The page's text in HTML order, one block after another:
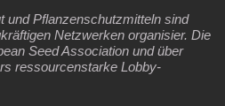
und Pflanzenschutzmitteln sind
Netzwerken organisier. Die
Seed Association und über
ressourcenstarke Lobby-